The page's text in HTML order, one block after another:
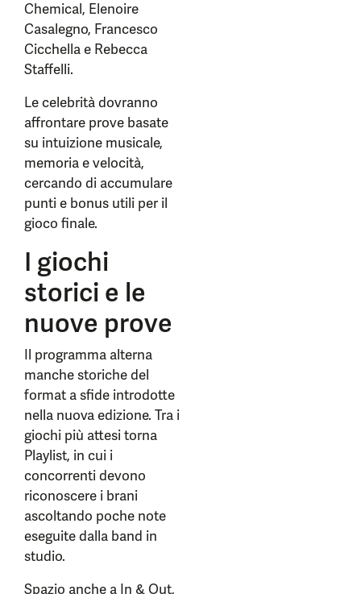
Chemical, Elenoire
Casalegno, Francesco
Cicchella e Rebecca
Staffelli.
Le celebrità dovranno
affrontare prove basate
su intuizione musicale,
memoria e velocità,
cercando di accumulare
punti e bonus utili per il
gioco finale.
I giochi
storici e le
nuove prove
Il programma alterna
manche storiche del
format a sfide introdotte
nella nuova edizione. Tra i
giochi più attesi torna
Playlist, in cui i
concorrenti devono
riconoscere i brani
ascoltando poche note
eseguite dalla band in
studio.
Spazio anche a In & Out,